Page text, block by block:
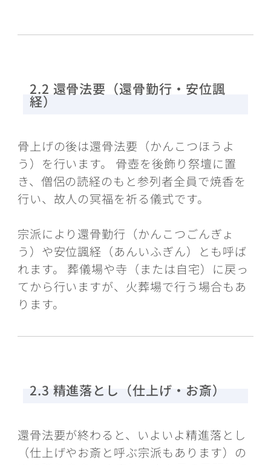
2.2 還骨法要（還骨勤行・安位諷
経）
骨上げの後は還骨法要（かんこつほうよ
う）を行います。 骨壺を後飾り祭壇に置
き、僧侶の読経のもと参列者全員で焼香を
行い、故人の冥福を祈る儀式です。
宗派により還骨勤行（かんこつごんぎょ
う）や安位諷経（あんいふぎん）とも呼ば
れます。 葬儀場や寺（または自宅）に戻っ
てから行いますが、火葬場で行う場合もあ
ります。
2.3 精進落とし（仕上げ・お斎）
還骨法要が終わると、いよいよ精進落とし
（仕上げやお斎と呼ぶ宗派もあります）の